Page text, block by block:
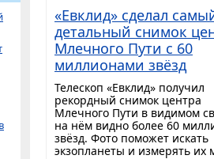
«Евклид» сделал
детальный снимок
Млечного Пути с 60
миллионами звёзд
Телескоп «Евклид» получил
рекордный снимок центра
Млечного Пути в видимом
на нём видно более 60
звёзд. Фото поможет искать
экзопланеты и измерять их